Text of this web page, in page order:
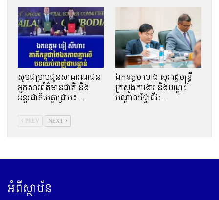
សូមជម្រាបជូនសាធារណជន
អ្នកសារព័ត៌មានជាតិ និង
អន្តរជាតិមេត្តាជ្រាប៖…
ឯកឧត្តម ហេង សួរ រដ្ឋមន្ត្រី
ក្រសួងការងារ និងបណ្ដុះ
បណ្ដាលវិជ្ជាជីវៈ…
PREV NEXT
អំពីស្ថាប័ន